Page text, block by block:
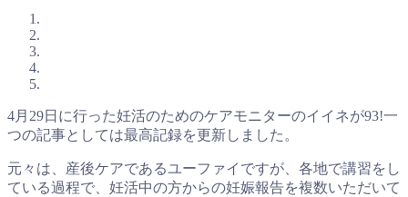
4月29日に行った妊活のためのケアモニターのイイネが93!一
つの記事としては最高記録を更新しました。
元々は、産後ケアであるユーファイですが、各地で講習をし
ている過程で、妊活中の方からの妊娠報告を複数いただいて